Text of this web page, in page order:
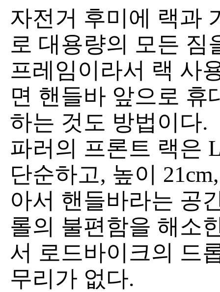
자전거 후미에 랙과
로 대용량의 모든 짐
프레임이라서 랙 사
면 핸들바 앞으로 휴
하는 것도 방법이다.
파러의 프론트 랙은
단순하고, 높이
아서 핸들바라는 공
롤의 불편함을 해소
서 로드바이크의 드
무리가 없다.